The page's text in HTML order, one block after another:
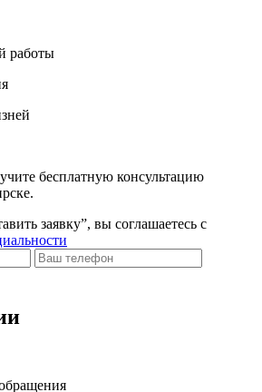
работы
бесплатную консультацию
заявку”, вы соглашаетесь с